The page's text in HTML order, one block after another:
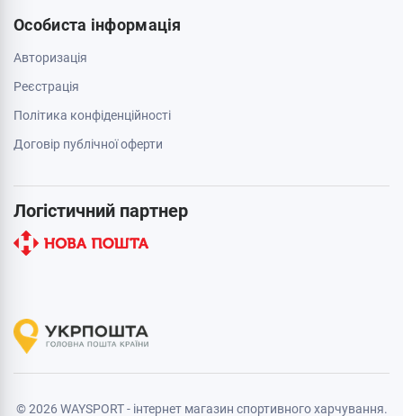
Особиста інформація
Авторизація
Реєстрація
Політика конфіденційності
Договір публічної оферти
Логістичний партнер
© 2026 WAYSPORT - інтернет магазин спортивного харчування.